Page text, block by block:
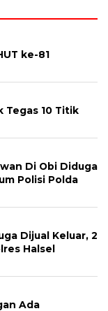
ke-81
Tegas 10 Titik
Di Obi Diduga
Polisi Polda
Dijual Keluar, 2
Halsel
Ada